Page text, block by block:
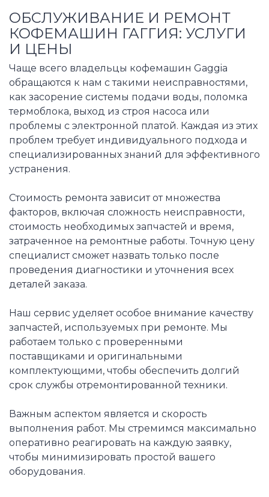
ОБСЛУЖИВАНИЕ И РЕМОНТ
КОФЕМАШИН ГАГГИЯ: УСЛУГИ
И ЦЕНЫ
Чаще всего владельцы кофемашин Gaggia
обращаются к нам с такими неисправностями,
как засорение системы подачи воды, поломка
термоблока, выход из строя насоса или
проблемы с электронной платой. Каждая из этих
проблем требует индивидуального подхода и
специализированных знаний для эффективного
устранения.
Стоимость ремонта зависит от множества
факторов, включая сложность неисправности,
стоимость необходимых запчастей и время,
затраченное на ремонтные работы. Точную цену
специалист сможет назвать только после
проведения диагностики и уточнения всех
деталей заказа.
Наш сервис уделяет особое внимание качеству
запчастей, используемых при ремонте. Мы
работаем только с проверенными
поставщиками и оригинальными
комплектующими, чтобы обеспечить долгий
срок службы отремонтированной техники.
Важным аспектом является и скорость
выполнения работ. Мы стремимся максимально
оперативно реагировать на каждую заявку,
чтобы минимизировать простой вашего
оборудования.